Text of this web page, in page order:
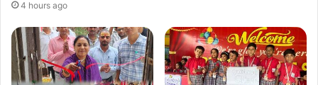
4 hours ago